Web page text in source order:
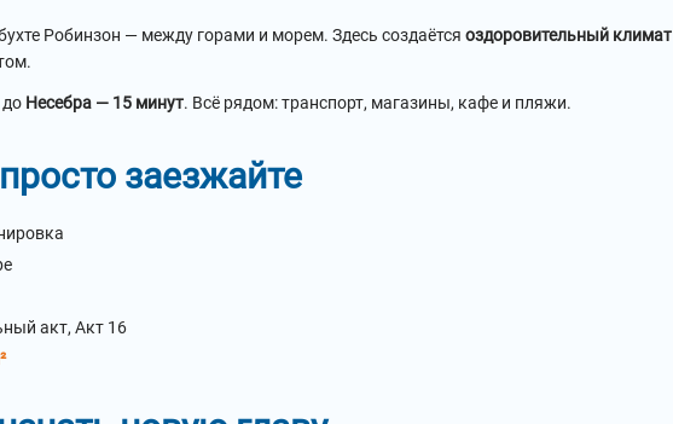
Робинзон — между горами и морем. Здесь создаётся оздоровительный климат
до Несебра — 15 минут. Всё рядом: транспорт, магазины, кафе и пляжи.
заезжайте
акт, Акт 16